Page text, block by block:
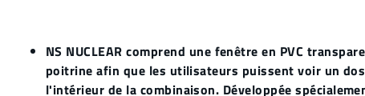
NS NUCLEAR comprend une fenêtre en PVC
poitrine afin que les utilisateurs puissent voir un
l'intérieur de la combinaison. Développée